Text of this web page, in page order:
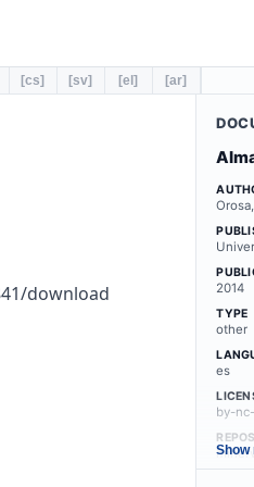
[cs] [sv] [el] [ar]
download 2014
TYPE
other
es
by-
Show